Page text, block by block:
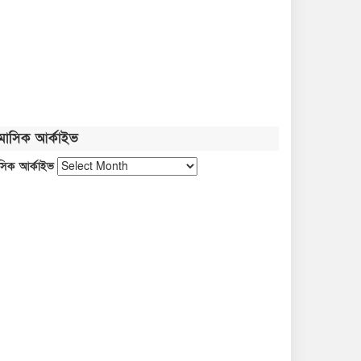
আর্কাইভ
আর্কাইভ